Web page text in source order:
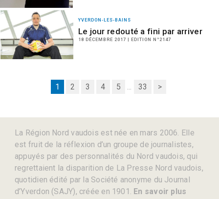
YVERDON-LES-BAINS
Le jour redouté a fini par arriver
18 DÉCEMBRE 2017 | EDITION N°2147
1 2 3 4 5 ... 33 >
La Région Nord vaudois est née en mars 2006. Elle
est fruit de la réflexion d’un groupe de journalistes,
appuyés par des personnalités du Nord vaudois, qui
regrettaient la disparition de La Presse Nord vaudois,
quotidien édité par la Société anonyme du Journal
d’Yverdon (SAJY), créée en 1901. En savoir plus